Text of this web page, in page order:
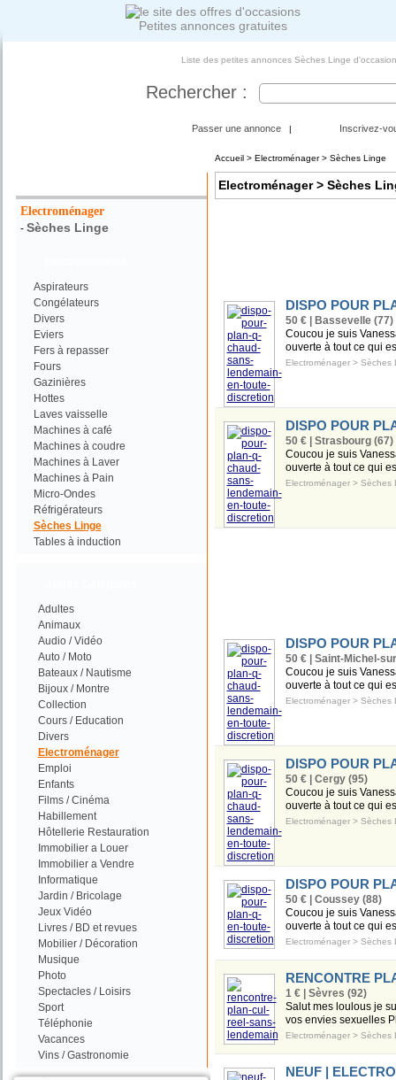
Petites annonces gratuites
Liste des petites annonces Sèches Linge
Rechercher :
Passer une annonce | Inscrivez-
Electroménager
- Sèches Linge
Aspirateurs
Congélateurs
Divers
Eviers
Fers à repasser
Fours
Gazinières
Hottes
Laves vaisselle
Machines à café
Machines à coudre
Machines à Laver
Machines à Pain
Micro-Ondes
Réfrigérateurs
Sèches Linge
Tables à induction
Adultes
Animaux
Audio / Vidéo
Auto / Moto
Bateaux / Nautisme
Bijoux / Montre
Collection
Cours / Education
Divers
Electroménager
Emploi
Enfants
Films / Cinéma
Habillement
Hôtellerie Restauration
Immobilier a Louer
Immobilier a Vendre
Informatique
Jardin / Bricolage
Jeux Vidéo
Livres / BD et revues
Mobilier / Décoration
Musique
Photo
Spectacles / Loisirs
Sport
Téléphonie
Vacances
Vins / Gastronomie
Accueil> Electroménager> Sèches Linge
Electroménager> Sèches
DISPO POUR
50 € | Bassevelle (77)
Coucou je suis
ouverte à tout ce qui
Electroménager> Sèches
DISPO POUR
50 € | Strasbourg (67)
Coucou je suis
ouverte à tout ce qui
Electroménager> Sèches
DISPO POUR
50 € | Saint-Michel-
Coucou je suis
ouverte à tout ce qui
Electroménager> Sèches
DISPO POUR
50 € | Cergy (95)
Coucou je suis
ouverte à tout ce qui
Electroménager> Sèches
DISPO POUR
50 € | Coussey (88)
Coucou je suis
ouverte à tout ce qui
Electroménager> Sèches
RENCONTRE
1 € | Sèvres (92)
Salut mes loulous je
vos envies sexuelles
Electroménager> Sèches
NEUF |